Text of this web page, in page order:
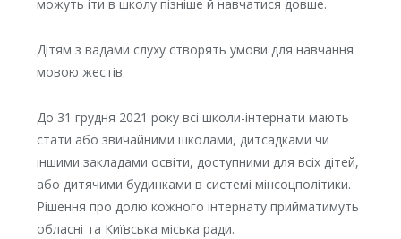
можуть іти в школу пізніше й навчатися довше.
Дітям з вадами слуху створять умови для навчання
мовою жестів.
До 31 грудня 2021 року всі школи-інтернати мають
стати або звичайними школами, дитсадками чи
іншими закладами освіти, доступними для всіх дітей,
або дитячими будинками в системі мінсоцполітики.
Рішення про долю кожного інтернату прийматимуть
обласні та Київська міська ради.